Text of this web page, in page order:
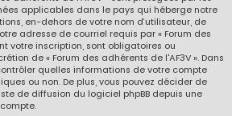
applicables dans le pays qui héberge notre
en-dehors de votre nom d’utilisateur, de
adresse de courriel requis par « Forum des
votre inscription, sont obligatoires ou
de « Forum des adhérents de l'AF3V ». Dans
quelles informations de votre compte
ou non. De plus, vous pouvez décider de
de diffusion du logiciel phpBB depuis une